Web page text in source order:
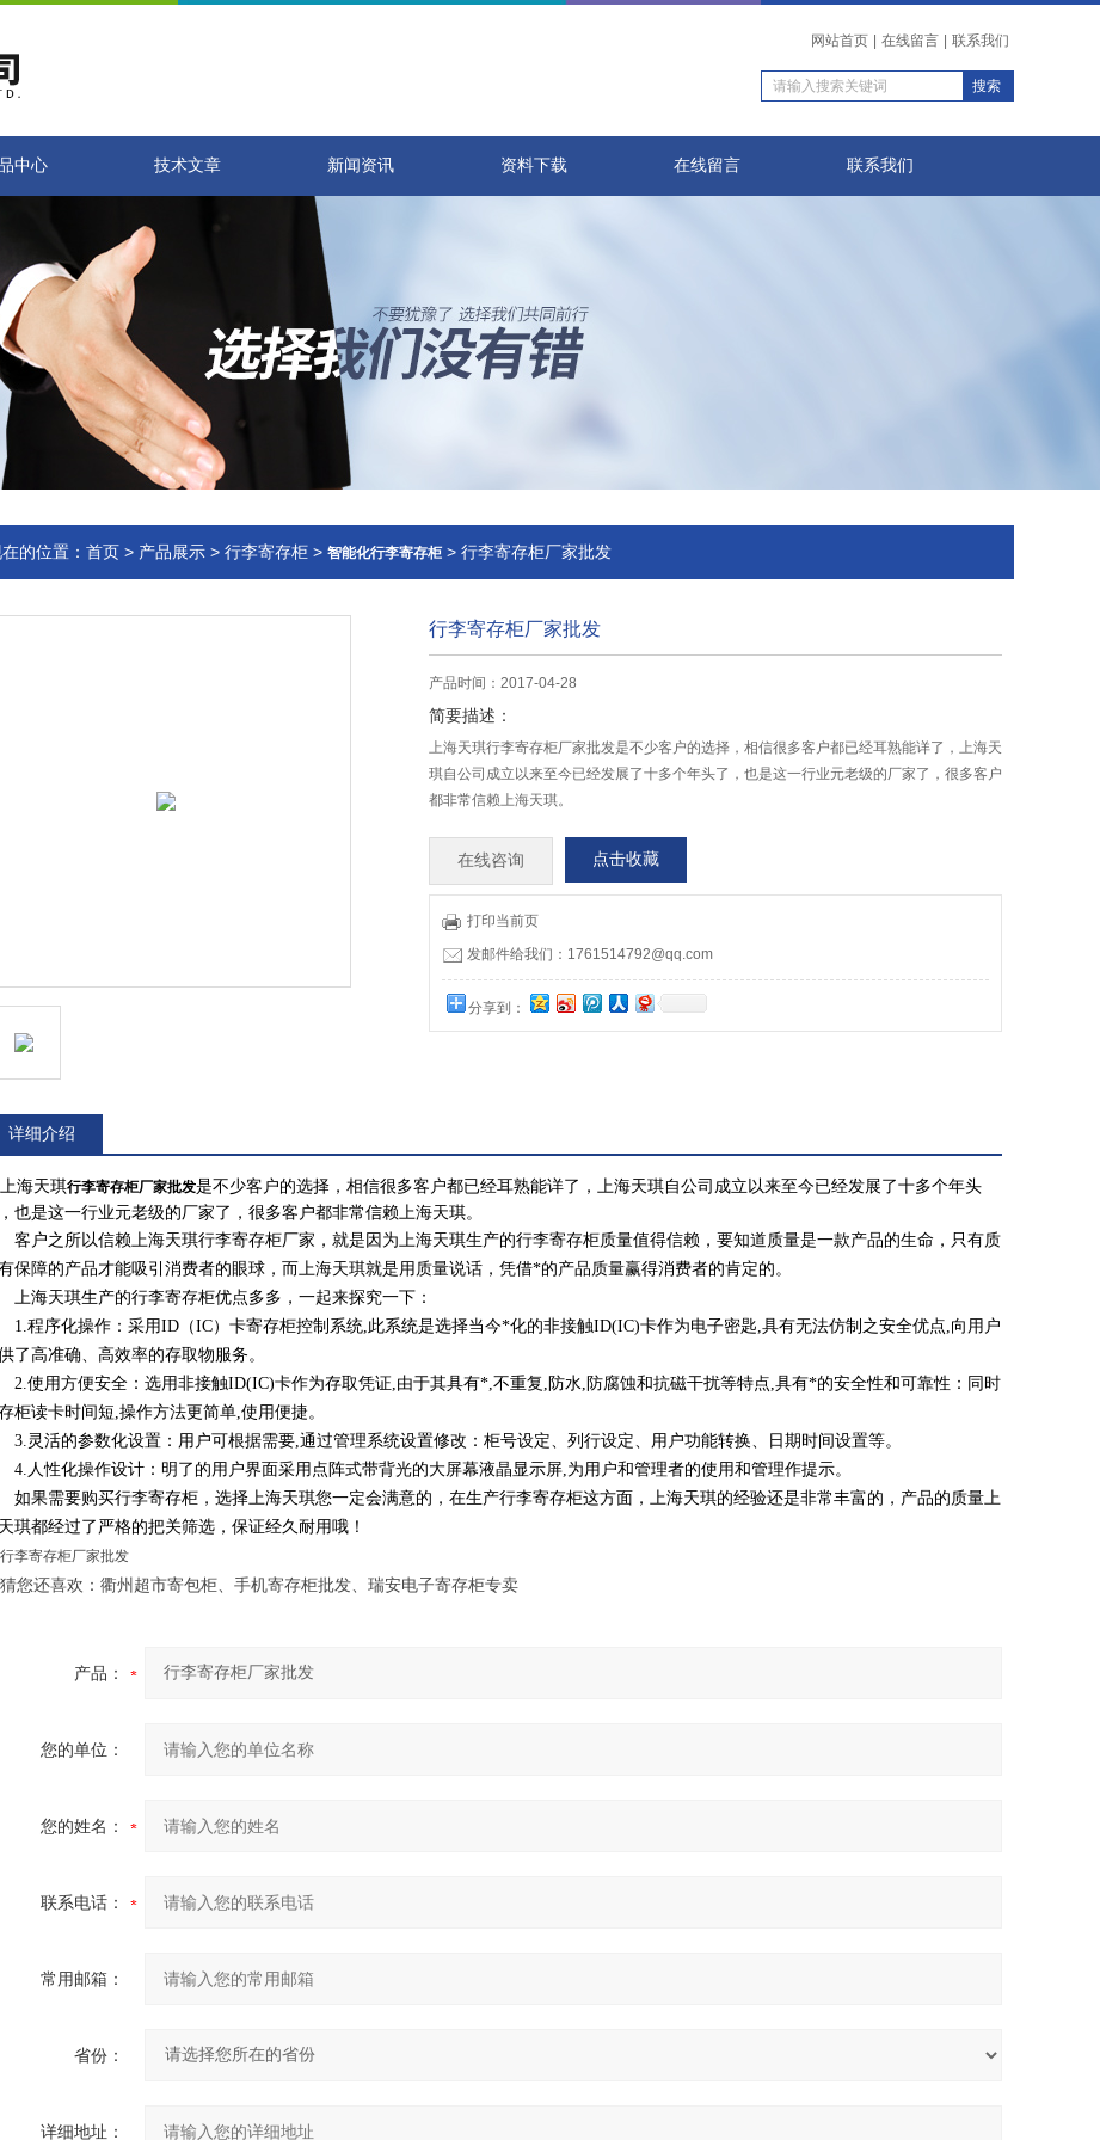
网站首页 在线留言 联系我们
中心 技术文章 新闻资讯 资料下载 在线留言 联系我们
的位置： 首页 > 产品展示 > 行李寄存柜 > 智能化行李寄存柜> 行李寄存柜厂家批发
行李寄存柜厂家批发
产品时间：2017-04-28
简要描述：
上海天琪行李寄存柜厂家批发是不少客户的选择，相信很多客户都已经耳熟能详了，上海天
琪自公司成立以来至今已经发展了十多个年头了，也是这一行业元老级的厂家了，很多客户
都非常信赖上海天琪。
在线咨询 点击收藏
打印当前页
发邮件给我们：1761514792@qq.com
分享到：
详细介绍
海天琪行李寄存柜厂家批发是不少客户的选择，相信很多客户都已经耳熟能详了，上海天琪自公司成立以来至今已经发展了十多个年头
也是这一行业元老级的厂家了，很多客户都非常信赖上海天琪。
户之所以信赖上海天琪行李寄存柜厂家，就是因为上海天琪生产的行李寄存柜质量值得信赖，要知道质量是一款产品的生命，只有质
保障的产品才能吸引消费者的眼球，而上海天琪就是用质量说话，凭借*的产品质量赢得消费者的肯定的。
海天琪生产的行李寄存柜优点多多，一起来探究一下：
程序化操作：采用ID（IC）卡寄存柜控制系统,此系统是选择当今*化的非接触ID(IC)卡作为电子密匙,具有无法仿制之安全优点,向用户
了高准确、高效率的存取物服务。
使用方便安全：选用非接触ID(IC)卡作为存取凭证,由于其具有*,不重复,防水,防腐蚀和抗磁干扰等特点,具有*的安全性和可靠性：同时
柜读卡时间短,操作方法更简单,使用便捷。
灵活的参数化设置：用户可根据需要,通过管理系统设置修改：柜号设定、列行设定、用户功能转换、日期时间设置等。
人性化操作设计：明了的用户界面采用点阵式带背光的大屏幕液晶显示屏,为用户和管理者的使用和管理作提示。
果需要购买行李寄存柜，选择上海天琪您一定会满意的，在生产行李寄存柜这方面，上海天琪的经验还是非常丰富的，产品的质量上
琪都经过了严格的把关筛选，保证经久耐用哦！
您还喜欢：衢州超市寄包柜、手机寄存柜批发、瑞安电子寄存柜专卖
产品：
您的单位：
您的姓名：
联系电话：
常用邮箱：
省份：
详细地址：